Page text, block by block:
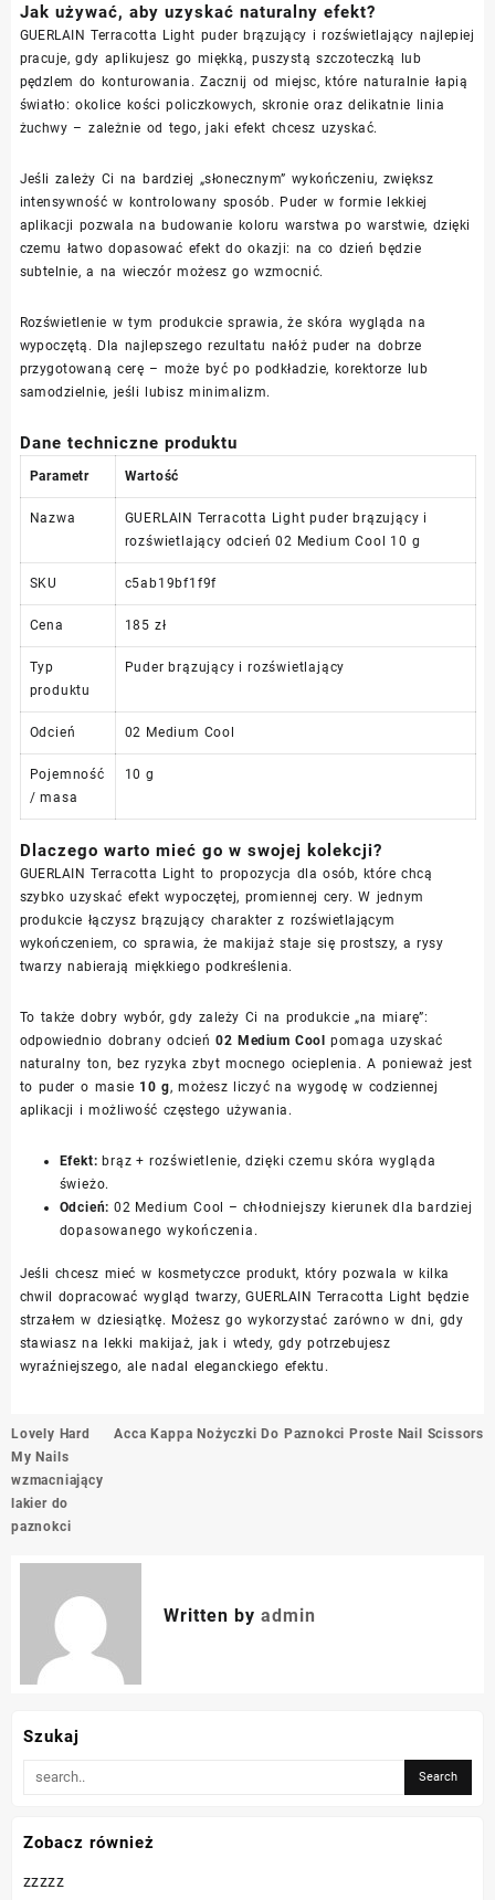
Jak używać, aby uzyskać naturalny efekt?
GUERLAIN Terracotta Light puder brązujący i rozświetlający najlepiej
pracuje, gdy aplikujesz go miękką, puszystą szczoteczką lub
pędzlem do konturowania. Zacznij od miejsc, które naturalnie łapią
światło: okolice kości policzkowych, skronie oraz delikatnie linia
żuchwy – zależnie od tego, jaki efekt chcesz uzyskać.
Jeśli zależy Ci na bardziej „słonecznym” wykończeniu, zwiększ
intensywność w kontrolowany sposób. Puder w formie lekkiej
aplikacji pozwala na budowanie koloru warstwa po warstwie, dzięki
czemu łatwo dopasować efekt do okazji: na co dzień będzie
subtelnie, a na wieczór możesz go wzmocnić.
Rozświetlenie w tym produkcie sprawia, że skóra wygląda na
wypoczętą. Dla najlepszego rezultatu nałóż puder na dobrze
przygotowaną cerę – może być po podkładzie, korektorze lub
samodzielnie, jeśli lubisz minimalizm.
Dane techniczne produktu
Parametr Wartość
Nazwa
GUERLAIN Terracotta Light puder brązujący i
rozświetlający odcień 02 Medium Cool 10 g
SKU c5ab19bf1f9f
Cena 185 zł
Typ
produktu
Puder brązujący i rozświetlający
Odcień 02 Medium Cool
Pojemność
/ masa
10 g
Dlaczego warto mieć go w swojej kolekcji?
GUERLAIN Terracotta Light to propozycja dla osób, które chcą
szybko uzyskać efekt wypoczętej, promiennej cery. W jednym
produkcie łączysz brązujący charakter z rozświetlającym
wykończeniem, co sprawia, że makijaż staje się prostszy, a rysy
twarzy nabierają miękkiego podkreślenia.
To także dobry wybór, gdy zależy Ci na produkcie „na miarę”:
odpowiednio dobrany odcień02 Medium Cool pomaga uzyskać
naturalny ton, bez ryzyka zbyt mocnego ocieplenia. A ponieważ jest
to puder o masie 10 g, możesz liczyć na wygodę w codziennej
aplikacji i możliwość częstego używania.
Efekt: brąz + rozświetlenie, dzięki czemu skóra wygląda
świeżo.
Odcień: 02 Medium Cool – chłodniejszy kierunek dla bardziej
dopasowanego wykończenia.
Jeśli chcesz mieć w kosmetyczce produkt, który pozwala w kilka
chwil dopracować wygląd twarzy, GUERLAIN Terracotta Light będzie
strzałem w dziesiątkę. Możesz go wykorzystać zarówno w dni, gdy
stawiasz na lekki makijaż, jak i wtedy, gdy potrzebujesz
wyraźniejszego, ale nadal eleganckiego efektu.
Nawigacja
wpisu
Lovely Hard
My Nails
wzmacniający
lakier do
paznokci
Acca Kappa Nożyczki Do Paznokci Proste Nail Scissors
Written by admin
Szukaj
Zobacz również
zzzzz